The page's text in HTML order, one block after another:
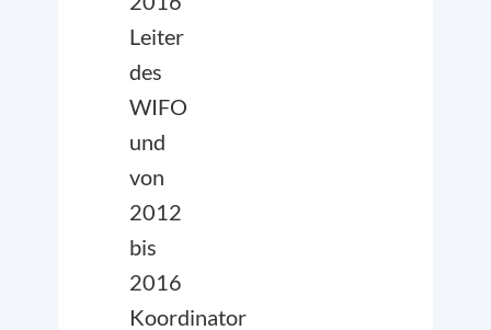
Leiter
des
WIFO
und
von
2012
bis
2016
Koordinator